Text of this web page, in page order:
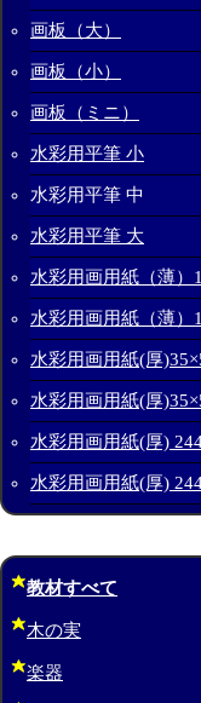
画板（大）
画板（小）
画板（ミニ）
水彩用平筆 小
水彩用平筆 中
水彩用平筆 大
水彩用画用紙（薄）
水彩用画用紙（薄）
水彩用画用紙(厚
水彩用画用紙(厚
水彩用画用紙(厚)
水彩用画用紙(厚)
教材すべて
木の実
楽器